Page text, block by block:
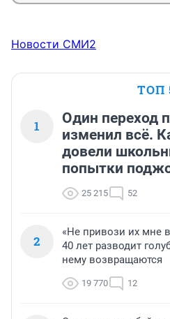
Новости СМИ2
ТОП
1
Один переход
изменил всё.
довели
попытки
25 215 52
2
«Не привози их мне
40 лет разводит
нему возвращаются
19 770 12